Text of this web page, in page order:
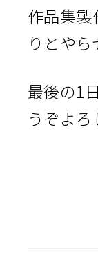
作品集
りとやら
最後の1
うぞよ